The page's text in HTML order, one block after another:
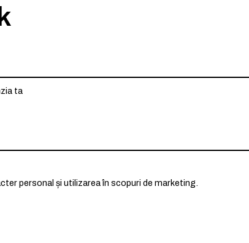
personal și utilizarea în scopuri de marketing.